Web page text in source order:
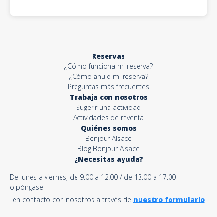
Reservas
¿Cómo funciona mi reserva?
¿Cómo anulo mi reserva?
Preguntas más frecuentes
Trabaja con nosotros
Sugerir una actividad
Actividades de reventa
Quiénes somos
Bonjour Alsace
Blog Bonjour Alsace
¿Necesitas ayuda?
De lunes a viernes, de 9.00 a 12.00 / de 13.00 a 17.00
o póngase
en contacto con nosotros a través de nuestro formulario